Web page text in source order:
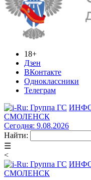
18+
Дзен
ВКонтакте
Одноклассники
Телеграм
СМОЛЕНСК
Сегодня: 9.08.2026
Найти:
☰
<
СМОЛЕНСК